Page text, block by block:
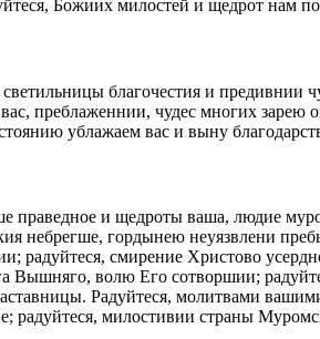
Божиих милостей и щедрот нам
благочестия и предивнии
вас, преблаженнии, чудес многих
ублажаем вас и выну
праведное и щедроты ваша, людие
небрегше, гордынею неуязвлени
радуйтеся, смирение Христово
Вышняго, волю Его сотворшии;
Радуйтеся, молитвами
радуйтеся, милостивии страны